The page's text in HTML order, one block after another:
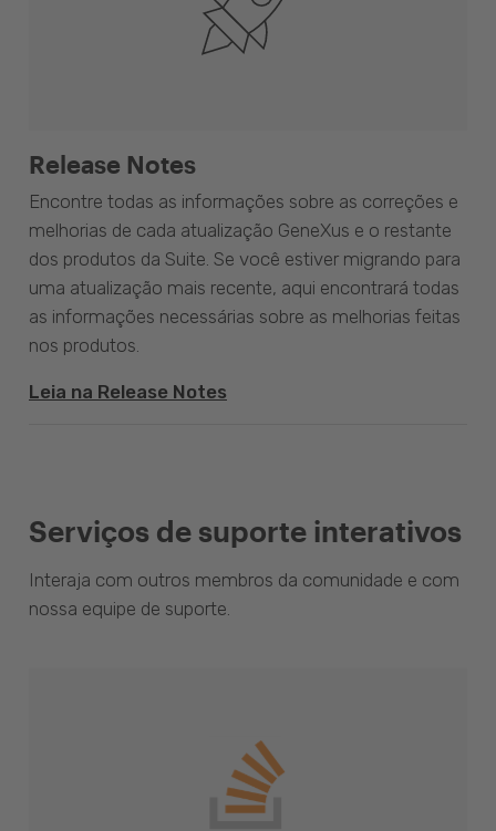
Release Notes
Encontre todas as informações sobre as correções e
melhorias de cada atualização GeneXus e o restante
dos produtos da Suite. Se você estiver migrando para
uma atualização mais recente, aqui encontrará todas
as informações necessárias sobre as melhorias feitas
nos produtos.
Leia na Release Notes
Serviços de suporte interativos
Interaja com outros membros da comunidade e com
nossa equipe de suporte.